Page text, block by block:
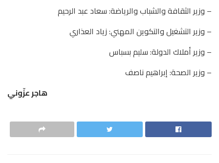
– وزير الثقافة والشباب والرياضة: سعاد عبد الرحيم
– وزير التشغيل والتكوين المهني: زياد العذاري
– وزير أملاك الدولة: سليم بسباس
– وزير الصحة: إبراهيم ناصف
هاجر عزّوني